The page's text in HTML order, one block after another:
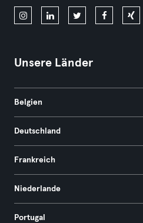
Unsere Länder
Belgien
Deutschland
Frankreich
Niederlande
Portugal